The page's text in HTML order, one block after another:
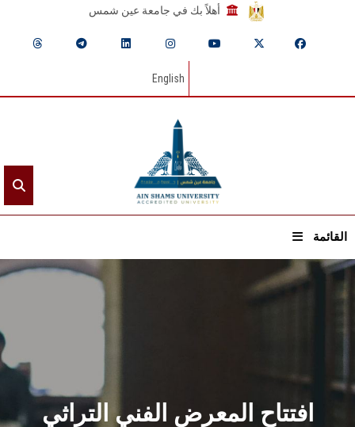
أهلاً بك في جامعة عين شمس
English
القائمة
الرئيسيـة
القطاعـات
الشئون الأكاديمية
افتتاح المعرض الفني التراثي